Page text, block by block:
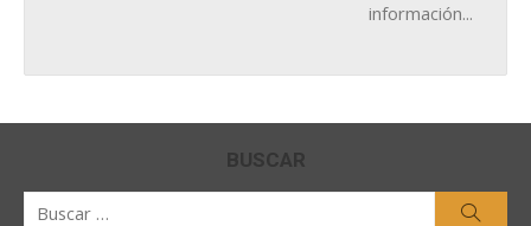
información...
BUSCAR